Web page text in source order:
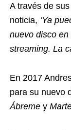
A través de
noticia, ‘Ya
nuevo disco
streaming. La
En 2017
para su nuevo
Ábreme y